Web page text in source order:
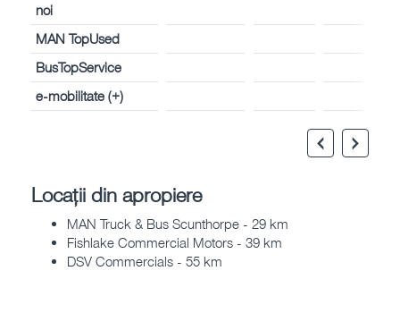
noi
MAN TopUsed
BusTopService
e-mobilitate (+)
Locații din apropiere
MAN Truck & Bus Scunthorpe - 29 km
Fishlake Commercial Motors - 39 km
DSV Commercials - 55 km